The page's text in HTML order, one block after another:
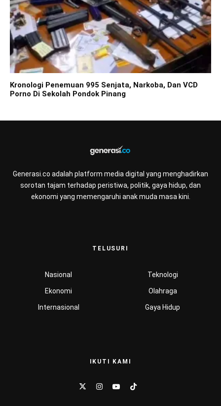
Kronologi Penemuan 995 Senjata, Narkoba, Dan VCD
Porno Di Sekolah Pondok Pinang
Generasi.co adalah platform media digital yang menghadirkan
sorotan tajam terhadap peristiwa, politik, gaya hidup, dan
ekonomi yang memengaruhi anak muda masa kini.
TELUSURI
Nasional
Ekonomi
Internasional
Teknologi
Olahraga
Gaya Hidup
IKUTI KAMI